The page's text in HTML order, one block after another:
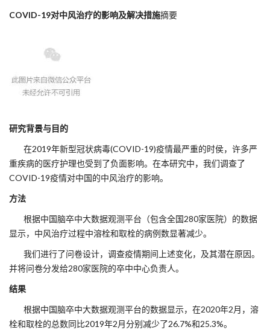
COVID-19对中风治疗的影响及解决措施摘要
研究背景与目的
在2019年新型冠状病毒(COVID-19)疫情最严重的时侯，许多严
重疾病的医疗护理也受到了负面影响。在本研究中，我们调查了
COVID-19疫情对中国的中风治疗的影响。
方法
根据中国脑卒中大数据观测平台（包含全国280家医院）的数据
显示，中风治疗过程中溶栓和取栓的病例数显著减少。
我们进行了问卷设计，调查疫情期间上述变化，及其潜在原因。
并将问卷分发给280家医院的卒中中心负责人。
结果
根据中国脑卒中大数据观测平台的数据显示，在2020年2月，溶
栓和取栓的总数同比2019年2月分别减少了26.7%和25.3%。